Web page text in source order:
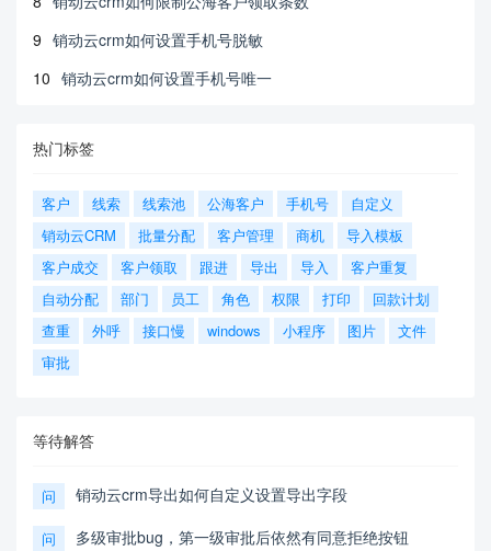
9 销动云crm如何设置手机号脱敏
10 销动云crm如何设置手机号唯一
热门标签
客户 线索 线索池 公海客户 手机号
自定义
销动云CRM
批量分配 客户管理 商机
导入模板
客户成交
客户领取 跟进 导出 导入
客户重复
自动分配
部门 员工 角色 权限 打印
回款计划
查重
外呼 接口慢 windows 小程序 图片
文件
审批
等待解答
问 销动云crm导出如何自定义设置导出字段
问 多级审批bug，第一级审批后依然有同意拒绝按钮